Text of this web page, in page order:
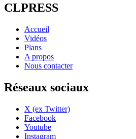
CLPRESS
Accueil
Vidéos
Plans
A propos
Nous contacter
Réseaux sociaux
X (ex Twitter)
Facebook
Youtube
Instagram